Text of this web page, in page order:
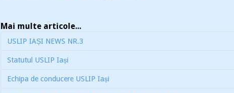
Mai multe articole...
USLIP IAȘI NEWS NR.3
Statutul USLIP Iași
Echipa de conducere USLIP Iași